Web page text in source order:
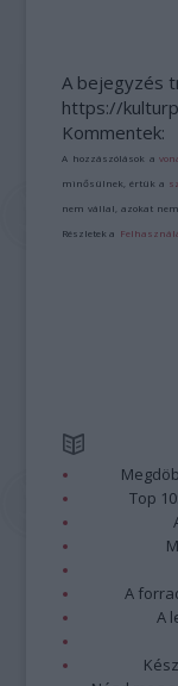
A bejegyzés
https://
Kommentek:
A hozzászólások a
minősülnek, értük a
nem vállal, azokat
Részletek a
Top
A
A